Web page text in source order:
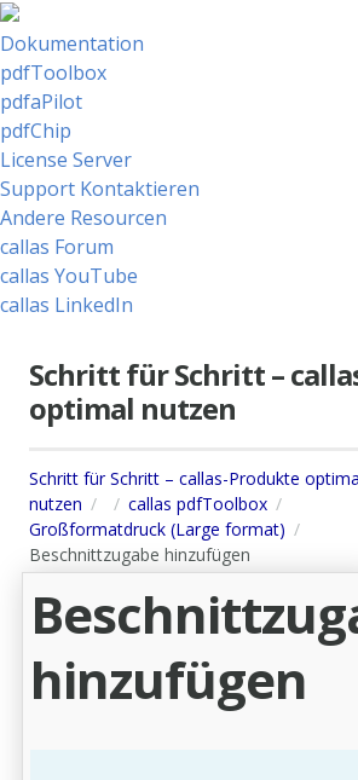
Dokumentation
pdfToolbox
pdfaPilot
pdfChip
License Server
Support Kontaktieren
Andere Resourcen
callas Forum
callas YouTube
callas LinkedIn
Schritt für Schritt –
optimal nutzen
Schritt für Schritt – callas-Produkte
nutzen
callas pdfToolbox
Großformatdruck (Large format)
Beschnittzugabe hinzufügen
hinzufügen